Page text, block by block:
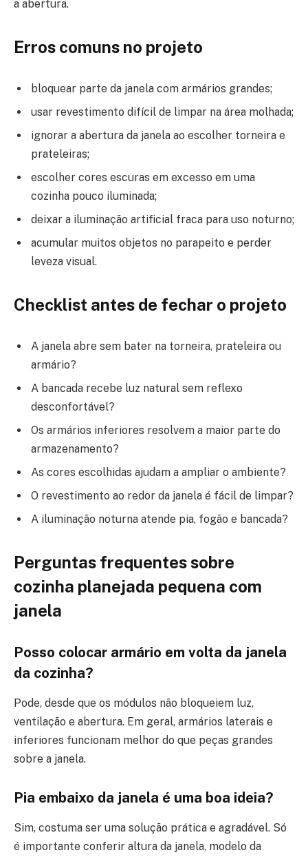
a abertura.
Erros comuns no projeto
bloquear parte da janela com armários grandes;
usar revestimento difícil de limpar na área molhada;
ignorar a abertura da janela ao escolher torneira e
prateleiras;
escolher cores escuras em excesso em uma
cozinha pouco iluminada;
deixar a iluminação artificial fraca para uso noturno;
acumular muitos objetos no parapeito e perder
leveza visual.
Checklist antes de fechar o projeto
A janela abre sem bater na torneira, prateleira ou
armário?
A bancada recebe luz natural sem reflexo
desconfortável?
Os armários inferiores resolvem a maior parte do
armazenamento?
As cores escolhidas ajudam a ampliar o ambiente?
O revestimento ao redor da janela é fácil de limpar?
A iluminação noturna atende pia, fogão e bancada?
Perguntas frequentes sobre
cozinha planejada pequena com
janela
Posso colocar armário em volta da janela
da cozinha?
Pode, desde que os módulos não bloqueiem luz,
ventilação e abertura. Em geral, armários laterais e
inferiores funcionam melhor do que peças grandes
sobre a janela.
Pia embaixo da janela é uma boa ideia?
Sim, costuma ser uma solução prática e agradável. Só
é importante conferir altura da janela, modelo da